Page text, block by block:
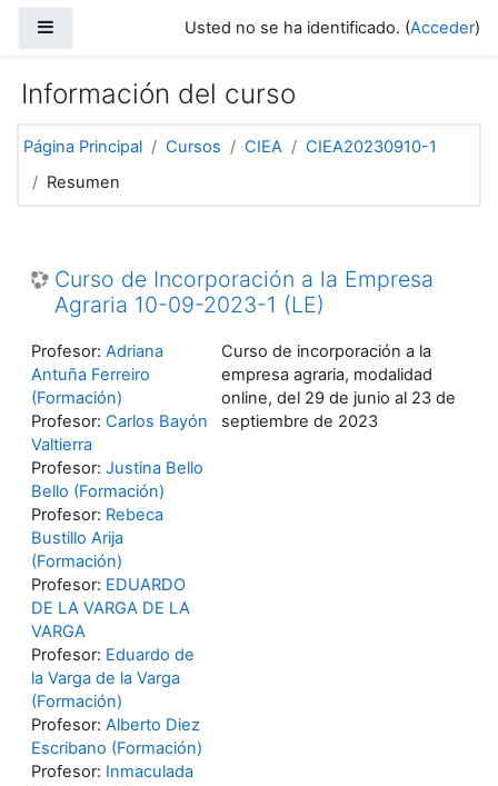
Usted no se ha identificado. (Acceder)
Información del curso
Página Principal Cursos CIEA
CIEA20230910-1
Resumen
Curso de Incorporación a la Empresa
Agraria 10-09-2023-1 (LE)
Curso de incorporación a la
empresa agraria, modalidad
online, del 29 de junio al 23 de
septiembre de 2023
Profesor: Adriana
Antuña Ferreiro
(Formación)
Profesor: Carlos Bayón
Valtierra
Profesor: Justina Bello
Bello (Formación)
Profesor: Rebeca
Bustillo Arija
(Formación)
Profesor: EDUARDO
DE LA VARGA DE LA
VARGA
Profesor: Eduardo de
la Varga de la Varga
(Formación)
Profesor: Alberto Diez
Escribano (Formación)
Profesor: Inmaculada